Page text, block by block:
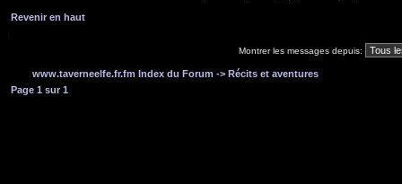
Revenir en haut
Montrer les messages depuis:
www.taverneelfe.fr.fm Index du Forum -> Récits et aventures
Page 1 sur1